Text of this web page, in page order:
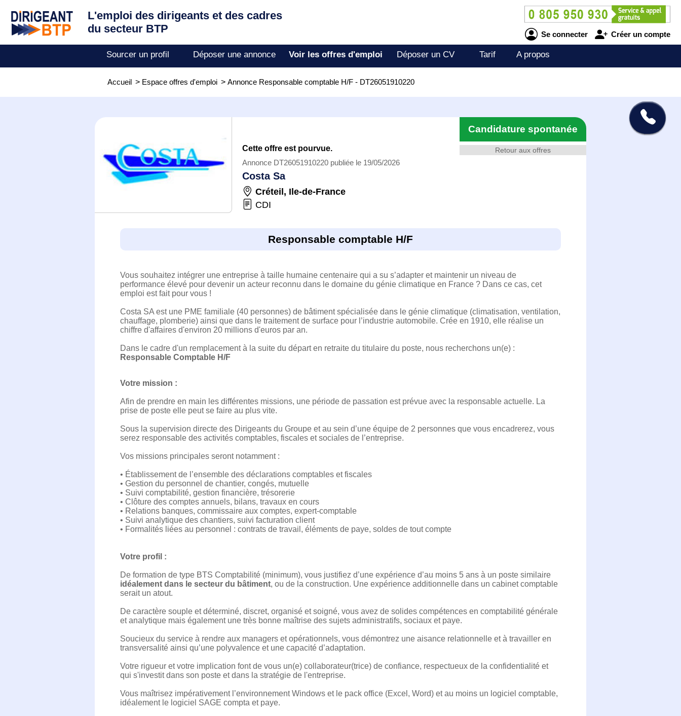
L'emploi des dirigeants et des cadres
du secteur BTP
Se connecter Créer un compte
Sourcer un profil Déposer une annonce Voir les offres d'emploi Déposer un CV Tarif A propos
Accueil > Espace offres d'emploi > Annonce Responsable comptable H/F - DT26051910220
Retour aux offres
Candidature spontanée
Cette offre est pourvue.
Annonce DT26051910220 publiée le 19/05/2026
Costa Sa
Créteil , Ile-de-France
CDI
Responsable comptable H/F
Vous souhaitez intégrer une entreprise à taille humaine centenaire qui a su s’adapter et maintenir un niveau de
performance élevé pour devenir un acteur reconnu dans le domaine du génie climatique en France ? Dans ce cas, cet
emploi est fait pour vous !
Costa SA est une PME familiale (40 personnes) de bâtiment spécialisée dans le génie climatique (climatisation, ventilation,
chauffage, plomberie) ainsi que dans le traitement de surface pour l’industrie automobile. Crée en 1910, elle réalise un
chiffre d'affaires d'environ 20 millions d'euros par an.
Dans le cadre d'un remplacement à la suite du départ en retraite du titulaire du poste, nous recherchons un(e) :
Responsable Comptable H/F
Votre mission :
Afin de prendre en main les différentes missions, une période de passation est prévue avec la responsable actuelle. La
prise de poste elle peut se faire au plus vite.
Sous la supervision directe des Dirigeants du Groupe et au sein d’une équipe de 2 personnes que vous encadrerez, vous
serez responsable des activités comptables, fiscales et sociales de l’entreprise.
Vos missions principales seront notamment :
• Établissement de l’ensemble des déclarations comptables et fiscales
• Gestion du personnel de chantier, congés, mutuelle
• Suivi comptabilité, gestion financière, trésorerie
• Clôture des comptes annuels, bilans, travaux en cours
• Relations banques, commissaire aux comptes, expert-comptable
• Suivi analytique des chantiers, suivi facturation client
• Formalités liées au personnel : contrats de travail, éléments de paye, soldes de tout compte
Votre profil :
De formation de type BTS Comptabilité (minimum), vous justifiez d’une expérience d’au moins 5 ans à un poste similaire
idéalement dans le secteur du bâtiment, ou de la construction. Une expérience additionnelle dans un cabinet comptable
serait un atout.
De caractère souple et déterminé, discret, organisé et soigné, vous avez de solides compétences en comptabilité générale
et analytique mais également une très bonne maîtrise des sujets administratifs, sociaux et paye.
Soucieux du service à rendre aux managers et opérationnels, vous démontrez une aisance relationnelle et à travailler en
transversalité ainsi qu’une polyvalence et une capacité d’adaptation.
Votre rigueur et votre implication font de vous un(e) collaborateur(trice) de confiance, respectueux de la confidentialité et
qui s'investit dans son poste et dans la stratégie de l'entreprise.
Vous maîtrisez impérativement l’environnement Windows et le pack office (Excel, Word) et au moins un logiciel comptable,
idéalement le logiciel SAGE compta et paye.